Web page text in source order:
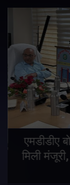
एमडीडीए
मिली